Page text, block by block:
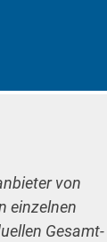
von
einzelnen
Gesamt-